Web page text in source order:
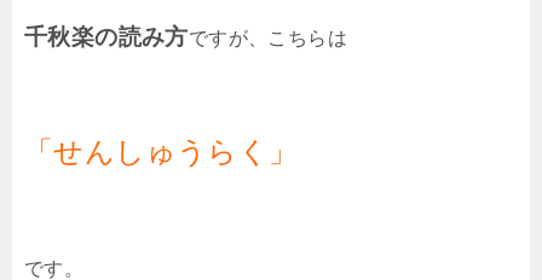
千秋楽の読み方ですが、こちらは
「せんしゅうらく」
です。